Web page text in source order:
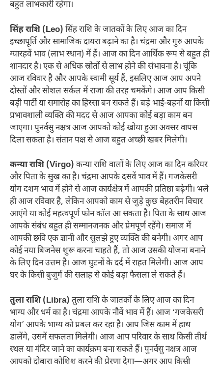
बहुत लाभकारी रहेगा।
सिंह राशि (Leo) सिंह राशि के जातकों के लिए आज का दिन
इच्छापूर्ति और सामाजिक दायरा बढ़ाने का है। चंद्रमा और गुरु आपके
ग्यारहवें भाव (लाभ स्थान) में हैं। आज का दिन आर्थिक रूप से बहुत ही
शानदार है। एक से अधिक स्रोतों से लाभ होने की संभावना है। चूंकि
आज रविवार है और आपके स्वामी सूर्य हैं, इसलिए आज आप अपने
दोस्तों और सोशल सर्कल में राजा की तरह चमकेंगे। आज आप किसी
बड़ी पार्टी या समारोह का हिस्सा बन सकते हैं। बड़े भाई-बहनों या किसी
प्रभावशाली व्यक्ति की मदद से आज आपका कोई बड़ा काम बन
जाएगा। पुनर्वसु नक्षत्र आज आपको कोई खोया हुआ अवसर वापस
दिला सकता है। संतान पक्ष से आज बहुत अच्छी खबर मिलेगी।
कन्या राशि (Virgo) कन्या राशि वालों के लिए आज का दिन करियर
और पिता के सुख का है। चंद्रमा आपके दसवें भाव में हैं। गजकेसरी
योग दशम भाव में होने से आज कार्यक्षेत्र में आपकी प्रतिष्ठा बढ़ेगी। भले
ही आज रविवार है, लेकिन आपको काम से जुड़े कुछ बेहतरीन विचार
आएंगे या कोई महत्वपूर्ण फोन कॉल आ सकता है। पिता के साथ आज
आपके संबंध बहुत ही सम्मानजनक और प्रेमपूर्ण रहेंगे। समाज में
आपकी छवि एक ज्ञानी और सुलझे हुए व्यक्ति की बनेगी। अगर आप
कोई नया बिजनेस शुरू करना चाहते हैं, तो आज उसकी योजना बनाने
के लिए दिन उत्तम है। आज घुटनों के दर्द में राहत मिलेगी। आज आप
घर के किसी बुजुर्ग की सलाह से कोई बड़ा फैसला ले सकते हैं।
तुला राशि (Libra) तुला राशि के जातकों के लिए आज का दिन
भाग्य और धर्म का है। चंद्रमा आपके नौवें भाव में हैं। आज ‘गजकेसरी
योग’ आपके भाग्य को प्रबल कर रहा है। आप जिस काम में हाथ
डालेंगे, उसमें सफलता मिलेगी। आज आप परिवार के साथ किसी तीर्थ
स्थल या मंदिर जाने का कार्यक्रम बना सकते हैं। पुनर्वसु नक्षत्र आज
आपको दोबारा कोशिश करने की प्रेरणा देगा—अगर आप किसी